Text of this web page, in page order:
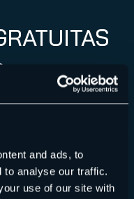
and ads, to
to analyse our traffic.
use of our site with
es una
técnicos,
Entender cómo